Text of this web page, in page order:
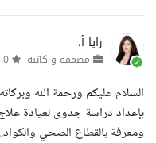
رايا أ.
مصممة و كاتبة
السلام عليكم ورحمة الله
بإعداد دراسة جدوى لعيادة
ومعرفة بالقطاع الصحي